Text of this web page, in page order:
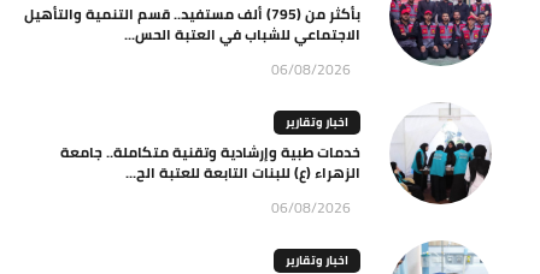
بأكثر من (795) ألف مستفيد.. قسم التنمية والتأهيل
الاجتماعي للشباب في العتبة الحس...
06/08/2026
اخبار وتقارير
خدمات طبية وإرشادية وتقنية متكاملة.. جامعة
الزهراء (ع) للبنات التابعة للعتبة الح...
06/08/2026
اخبار وتقارير